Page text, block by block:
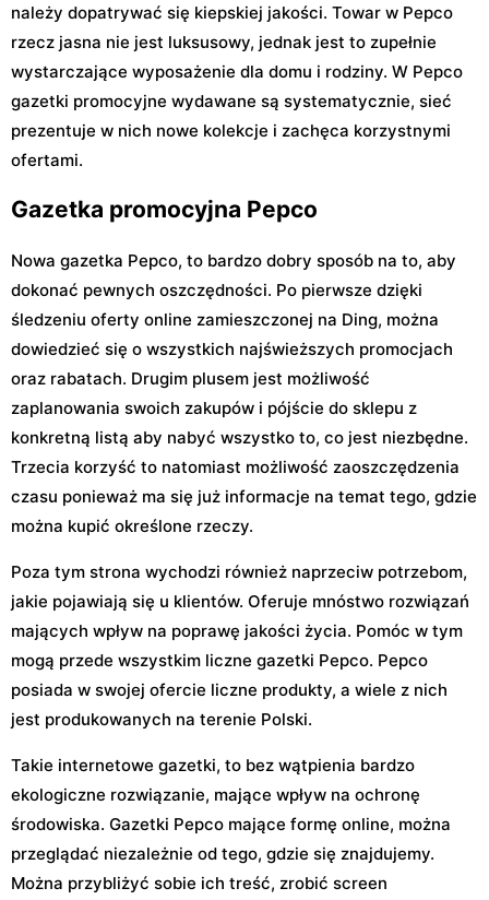
należy dopatrywać się kiepskiej jakości. Towar w Pepco
rzecz jasna nie jest luksusowy, jednak jest to zupełnie
wystarczające wyposażenie dla domu i rodziny. W Pepco
gazetki promocyjne wydawane są systematycznie, sieć
prezentuje w nich nowe kolekcje i zachęca korzystnymi
ofertami.
Gazetka promocyjna Pepco
Nowa gazetka Pepco, to bardzo dobry sposób na to, aby
dokonać pewnych oszczędności. Po pierwsze dzięki
śledzeniu oferty online zamieszczonej na Ding, można
dowiedzieć się o wszystkich najświeższych promocjach
oraz rabatach. Drugim plusem jest możliwość
zaplanowania swoich zakupów i pójście do sklepu z
konkretną listą aby nabyć wszystko to, co jest niezbędne.
Trzecia korzyść to natomiast możliwość zaoszczędzenia
czasu ponieważ ma się już informacje na temat tego, gdzie
można kupić określone rzeczy.
Poza tym strona wychodzi również naprzeciw potrzebom,
jakie pojawiają się u klientów. Oferuje mnóstwo rozwiązań
mających wpływ na poprawę jakości życia. Pomóc w tym
mogą przede wszystkim liczne gazetki Pepco. Pepco
posiada w swojej ofercie liczne produkty, a wiele z nich
jest produkowanych na terenie Polski.
Takie internetowe gazetki, to bez wątpienia bardzo
ekologiczne rozwiązanie, mające wpływ na ochronę
środowiska. Gazetki Pepco mające formę online, można
przeglądać niezależnie od tego, gdzie się znajdujemy.
Można przybliżyć sobie ich treść, zrobić screen